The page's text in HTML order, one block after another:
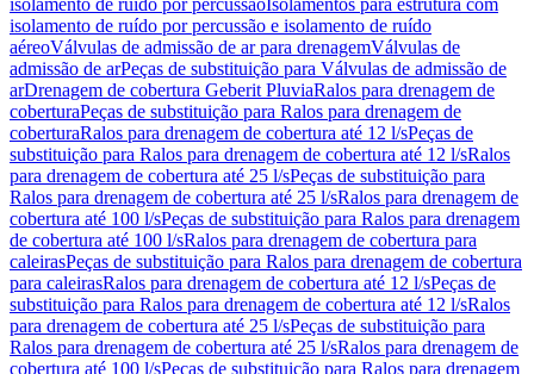
isolamento de ruído por percussãoIsolamentos para estrutura com
isolamento de ruído por percussão e isolamento de ruído
aéreoVálvulas de admissão de ar para drenagemVálvulas de
admissão de arPeças de substituição para Válvulas de admissão de
arDrenagem de cobertura Geberit PluviaRalos para drenagem de
coberturaPeças de substituição para Ralos para drenagem de
coberturaRalos para drenagem de cobertura até 12 l/sPeças de
substituição para Ralos para drenagem de cobertura até 12 l/sRalos
para drenagem de cobertura até 25 l/sPeças de substituição para
Ralos para drenagem de cobertura até 25 l/sRalos para drenagem de
cobertura até 100 l/sPeças de substituição para Ralos para drenagem
de cobertura até 100 l/sRalos para drenagem de cobertura para
caleirasPeças de substituição para Ralos para drenagem de cobertura
para caleirasRalos para drenagem de cobertura até 12 l/sPeças de
substituição para Ralos para drenagem de cobertura até 12 l/sRalos
para drenagem de cobertura até 25 l/sPeças de substituição para
Ralos para drenagem de cobertura até 25 l/sRalos para drenagem de
cobertura até 100 l/sPeças de substituição para Ralos para drenagem